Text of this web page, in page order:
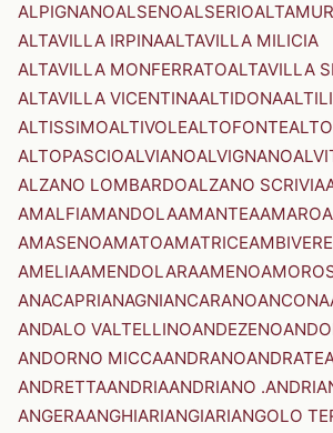
ALPIGNANOALSENOALSERIO
ALTAVILLA IRPINAALTAVILLA MILICIA
ALTAVILLA MONFERRATOALTAVILLA
ALTAVILLA VICENTINAALTIDONA
ALTISSIMOALTIVOLEALTOFONTE
ALTOPASCIOALVIANOALVIGNANO
ALZANO LOMBARDOALZANO SCRIVIA
AMALFIAMANDOLAAMANTEAAMARO
AMASENOAMATOAMATRICEAMBIVERE
AMELIAAMENDOLARAAMENO
ANACAPRIANAGNIANCARANOANCONA
ANDALO VALTELLINOANDEZENO
ANDORNO MICCAANDRANOANDRATE
ANDRETTAANDRIAANDRIANO
ANGERAANGHIARIANGIARIANGOLO